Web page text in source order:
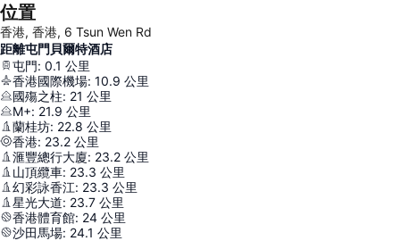
位置
香港, 香港, 6 Tsun Wen Rd
距離屯門貝爾特酒店
屯門: 0.1 公里
香港國際機場: 10.9 公里
國殤之柱: 21 公里
M+: 21.9 公里
蘭桂坊: 22.8 公里
香港: 23.2 公里
滙豐總行大廈: 23.2 公里
山頂纜車: 23.3 公里
幻彩詠香江: 23.3 公里
星光大道: 23.7 公里
香港體育館: 24 公里
沙田馬場: 24.1 公里